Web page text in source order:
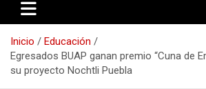
Inicio
Educación
Egresados BUAP ganan premio “Cuna de
su proyecto Nochtli Puebla